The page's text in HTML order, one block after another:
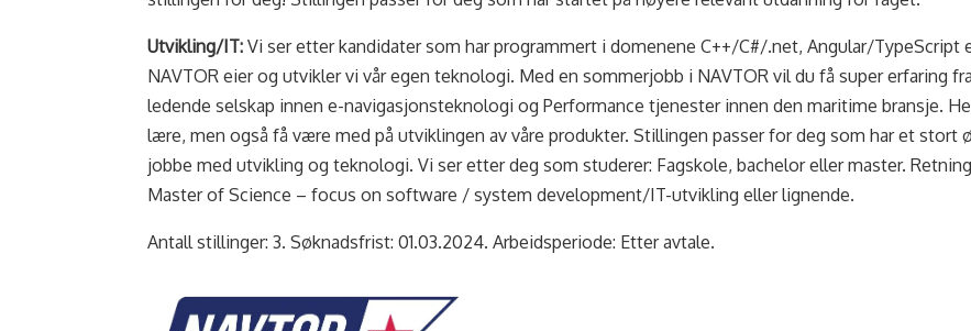
Utvikling/IT: Vi ser etter kandidater som har programmert i domenene C++/C#/.net, Angular/TypeScript
NAVTOR eier og utvikler vi vår egen teknologi. Med en sommerjobb i NAVTOR vil du få super erfaring
ledende selskap innen e-navigasjonsteknologi og Performance tjenester innen den maritime bransje.
lære, men også få være med på utviklingen av våre produkter. Stillingen passer for deg som har et stort
jobbe med utvikling og teknologi. Vi ser etter deg som studerer: Fagskole, bachelor eller master.
Master of Science – focus on software / system development/IT-utvikling eller lignende.
Antall stillinger: 3. Søknadsfrist: 01.03.2024. Arbeidsperiode: Etter avtale.